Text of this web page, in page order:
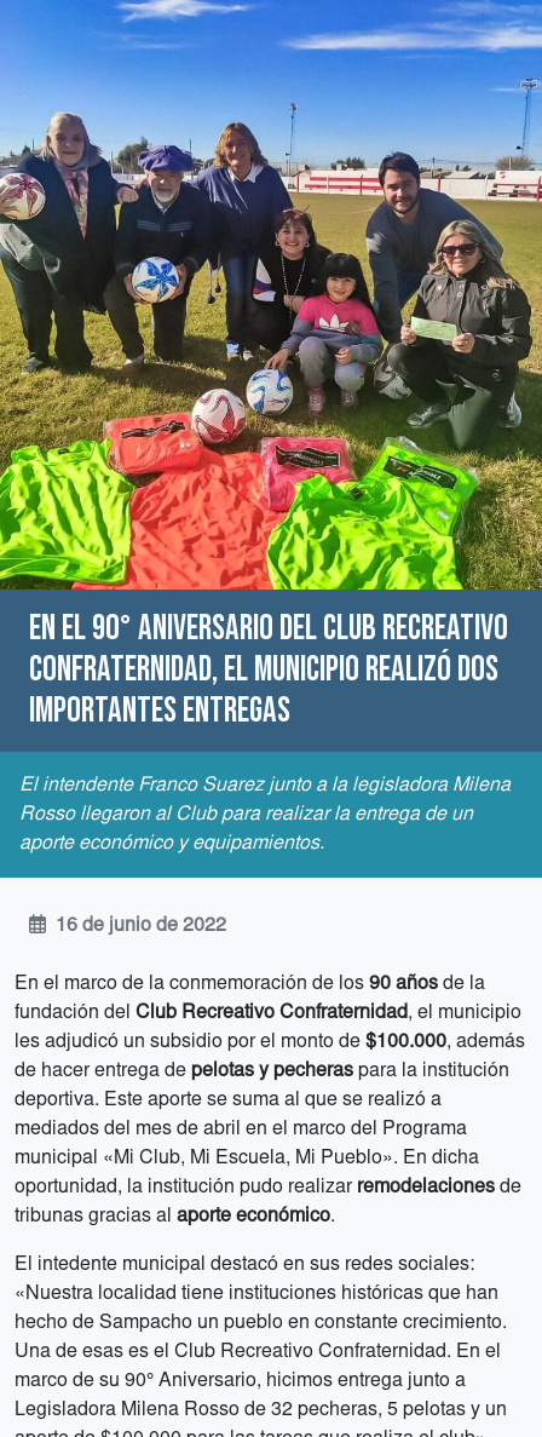
En el 90° aniversario del Club Recreativo
Confraternidad, el municipio realizó dos
importantes entregas
El intendente Franco Suarez junto a la legisladora Milena
Rosso llegaron al Club para realizar la entrega de un
aporte económico y equipamientos.
16 de junio de 2022
En el marco de la conmemoración de los 90 años de la
fundación del Club Recreativo Confraternidad, el municipio
les adjudicó un subsidio por el monto de $100.000, además
de hacer entrega de pelotas y pecheras para la institución
deportiva. Este aporte se suma al que se realizó a
mediados del mes de abril en el marco del Programa
municipal «Mi Club, Mi Escuela, Mi Pueblo». En dicha
oportunidad, la institución pudo realizar remodelaciones de
tribunas gracias al aporte económico.
El intedente municipal destacó en sus redes sociales:
«Nuestra localidad tiene instituciones históricas que han
hecho de Sampacho un pueblo en constante crecimiento.
Una de esas es el Club Recreativo Confraternidad. En el
marco de su 90° Aniversario, hicimos entrega junto a
Legisladora Milena Rosso de 32 pecheras, 5 pelotas y un